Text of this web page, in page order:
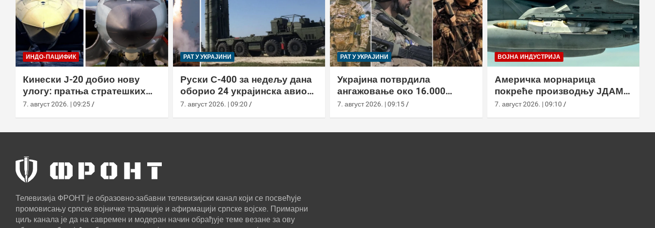
ИНДО-ПАЦИФИК
Кинески Ј-20 добио нову
улогу: пратња стратешких
бомбардера Х-6Н
7. август 2026. | 09:25
РАТ У УКРАЈИНИ
Руски С-400 за недељу дана
оборио 24 украјинска авиона
новом тактиком заседе
7. август 2026. | 09:20
РАТ У УКРАЈИНИ
Украјина потврдила
ангажовање око 16.000
страних бораца из 72 земље
7. август 2026. | 09:15
ВОЈНА ИНДУСТРИЈА
Америчка морнарица
покреће производњу ЈДАМ-
ЛР за Супер Хорнет
7. август 2026. | 09:10
Телевизија ФРОНТ је образовно-забавни телевизијски канал који се посвећује
промовисању српске војничке традиције и афирмацији српске војске. Примарни
циљ канала је да на савремен и модеран начин обрађује теме везане за ову